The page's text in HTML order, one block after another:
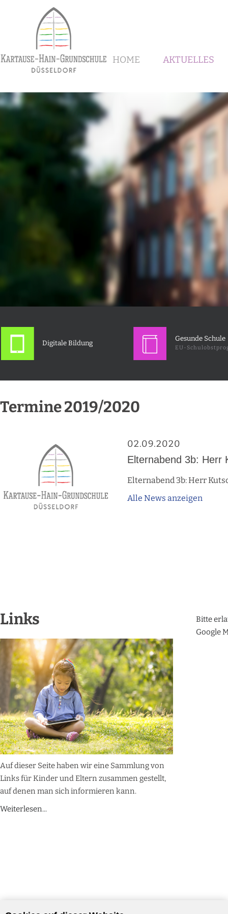
HOME AKTUELLES
Digitale Bildung
Gesunde Schule
EU-
Termine 2019/2020
02.09.2020
Elternabend 3b: Herr
Elternabend 3b: Herr
Alle News anzeigen
Links
Auf dieser Seite haben wir eine Sammlung von
Links für Kinder und Eltern zusammen gestellt,
auf denen man sich informieren kann.
Weiterlesen...
Bitte
Google